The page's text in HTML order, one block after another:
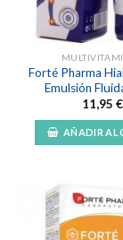
Forté Pharma
Emulsión
11,95 €
AÑADIR AL